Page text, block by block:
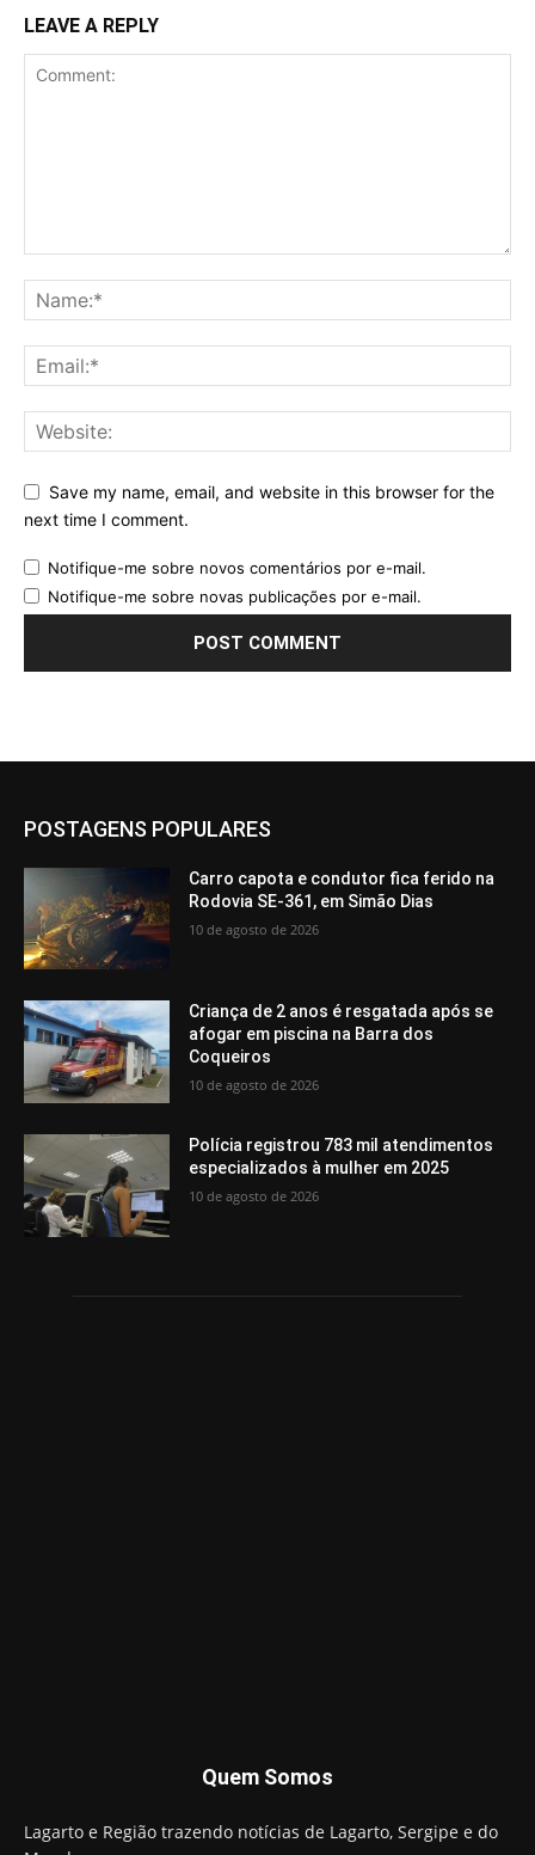
LEAVE A REPLY
Save my name, email, and website in this browser for the
next time I comment.
Notifique-me sobre novos comentários por e-mail.
Notifique-me sobre novas publicações por e-mail.
POSTAGENS POPULARES
Carro capota e condutor fica ferido na
Rodovia SE-361, em Simão Dias
10 de agosto de 2026
Criança de 2 anos é resgatada após se
afogar em piscina na Barra dos
Coqueiros
10 de agosto de 2026
Polícia registrou 783 mil atendimentos
especializados à mulher em 2025
10 de agosto de 2026